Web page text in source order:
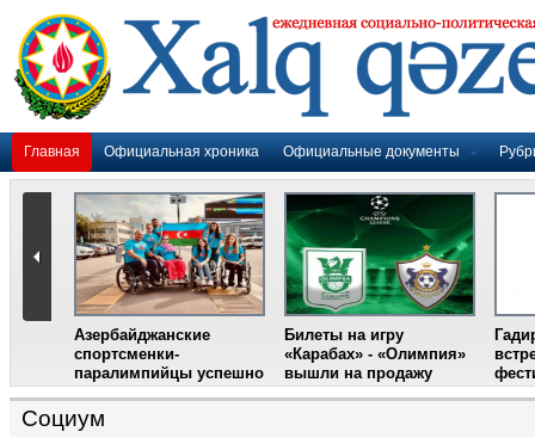
Главная Официальная хроника Официальные документы
Азербайджанские
спортсменки-
паралимпийцы успешно
выступили на III
Международном
фестивале парашютного
Билеты на игру
«Карабах» - «Олимпия»
вышли на продажу
Социум